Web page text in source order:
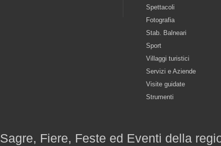
Spettacoli
Fotografia
Stab. Balneari
Sport
Villaggi turistici
Servizi e Aziende
Visite guidate
Strumenti
Sagre, Fiere, Feste ed Eventi della